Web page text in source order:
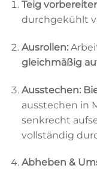
Teig
durchgekühlt
Ausrollen:
gleichmäßig
Ausstechen:
ausstechen in
senkrecht
vollständig
Abheben &